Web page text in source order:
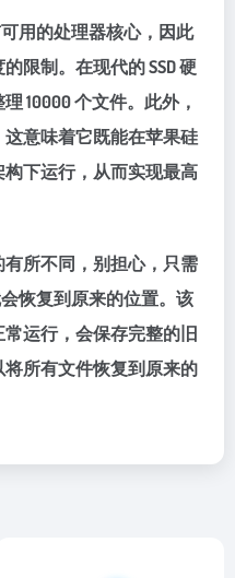
用的处理器核心，因此
限制。在现代的 SSD 硬
10000 个文件。此外，
意味着它既能在苹果硅
下运行，从而实现最高
所不同，别担心，只需
恢复到原来的位置。该
运行，会保存完整的旧
所有文件恢复到原来的